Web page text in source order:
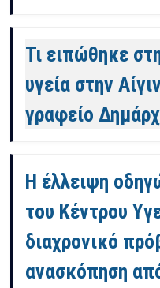
Τι ειπώθηκε
υγεία στην
γραφείο
Η έλλειψη
του Κέντρου
διαχρονικό
ανασκόπηση